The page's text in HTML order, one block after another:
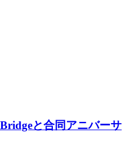
と合同アニバーサ